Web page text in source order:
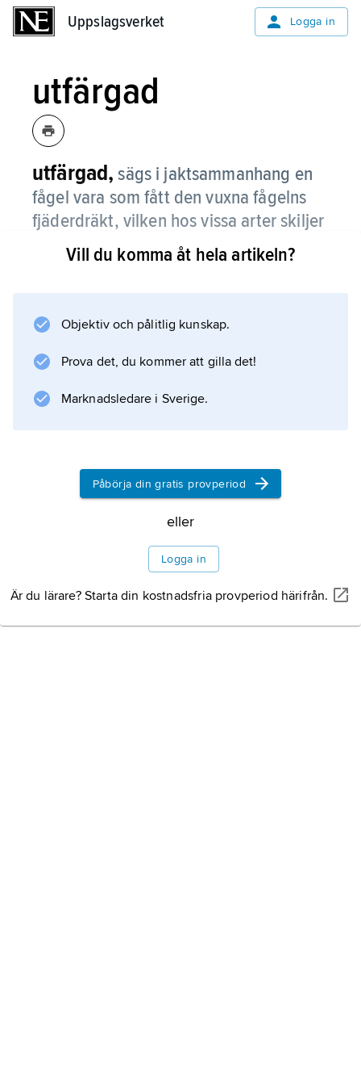
Uppslagsverket Logga in
utfärgad
utfärgad, sägs i jaktsammanhang en
fågel vara som fått den vuxna fågelns
fjäderdräkt, vilken hos vissa arter skiljer
sig starkt från ungfågelns.
Vill du komma åt hela artikeln?
Objektiv och pålitlig kunskap.
Prova det, du kommer att gilla det!
Marknadsledare i Sverige.
Påbörja din gratis provperiod
eller
Logga in
Är du lärare? Starta din kostnadsfria provperiod härifrån.